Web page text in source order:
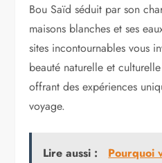
Bou Saïd séduit par son
maisons blanches et ses
sites incontournables vous
beauté naturelle et
offrant des expériences
voyage.
Lire aussi :
Pourquoi